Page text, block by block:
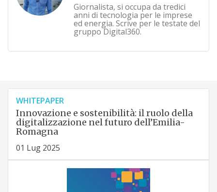
Giornalista, si occupa da tredici
anni di tecnologia per le imprese
ed energia. Scrive per le testate del
gruppo Digital360.
WHITEPAPER
Innovazione e sostenibilità: il ruolo della
digitalizzazione nel futuro dell’Emilia-
Romagna
01 Lug 2025